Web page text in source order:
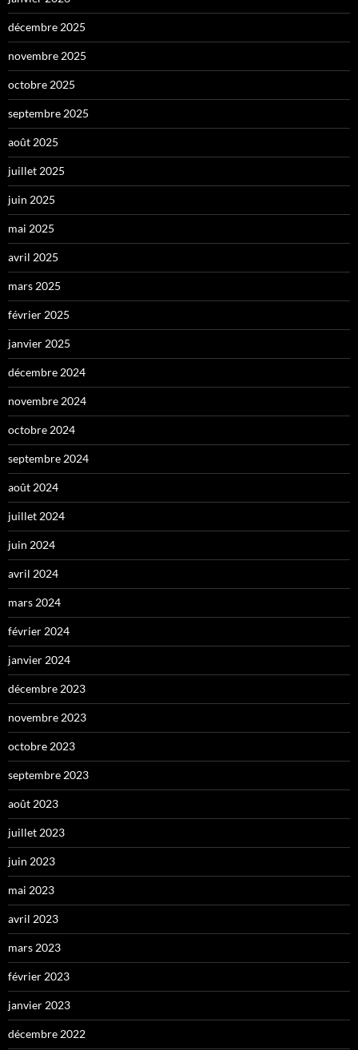
décembre 2025
novembre 2025
octobre 2025
septembre 2025
août 2025
juillet 2025
juin 2025
mai 2025
avril 2025
mars 2025
février 2025
janvier 2025
décembre 2024
novembre 2024
octobre 2024
septembre 2024
août 2024
juillet 2024
juin 2024
avril 2024
mars 2024
février 2024
janvier 2024
décembre 2023
novembre 2023
octobre 2023
septembre 2023
août 2023
juillet 2023
juin 2023
mai 2023
avril 2023
mars 2023
février 2023
janvier 2023
décembre 2022